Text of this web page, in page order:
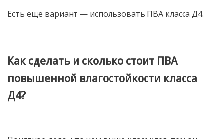
Есть еще вариант — использовать ПВА класса Д4.
Как сделать и сколько стоит ПВА
повышенной влагостойкости класса
Д4?